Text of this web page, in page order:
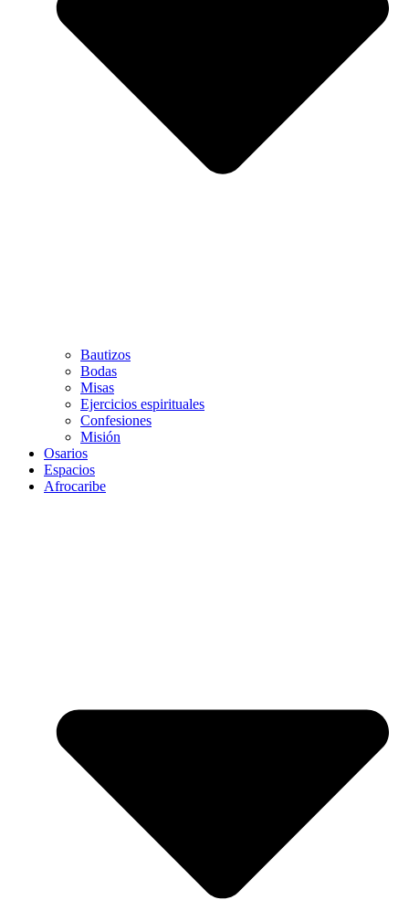
Bautizos
Bodas
Misas
Ejercicios espirituales
Confesiones
Misión
Osarios
Espacios
Afrocaribe